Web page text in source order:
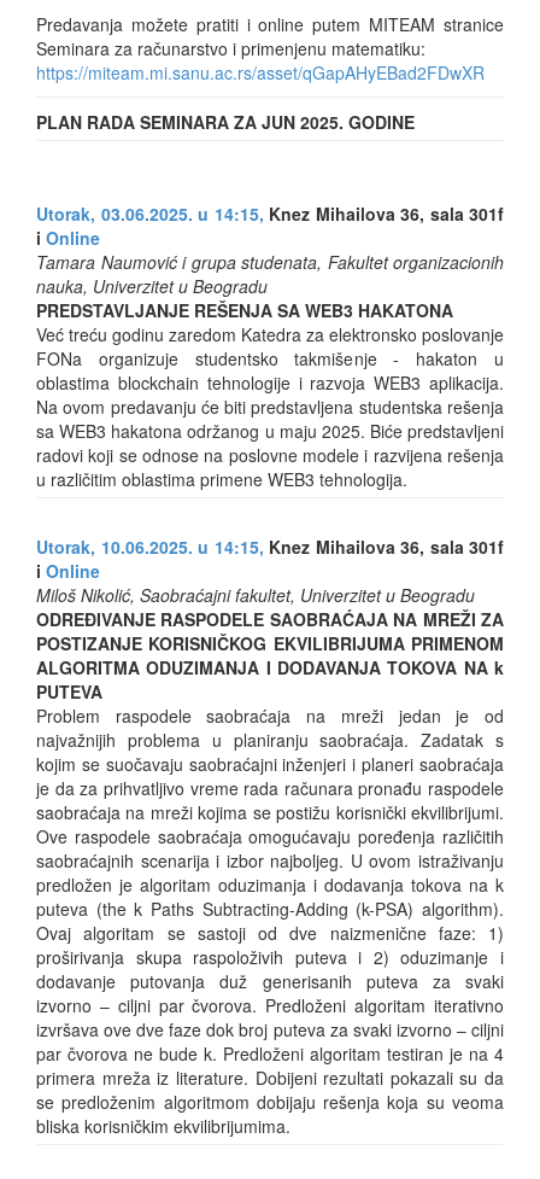
Predavanja možete pratiti i online putem MITEAM stranice
Seminara za računarstvo i primenjenu matematiku:
https://miteam.mi.sanu.ac.rs/asset/qGapAHyEBad2FDwXR
PLAN RADA SEMINARA ZA JUN 2025. GODINE
Utorak, 03.06.2025. u 14:15, Knez Mihailova 36, sala 301f
i Online
Tamara Naumović i grupa studenata, Fakultet organizacionih
nauka, Univerzitet u Beogradu
PREDSTAVLJANJE REŠENJA SA WEB3 HAKATONA
Već treću godinu zaredom Katedra za elektronsko poslovanje
FONa organizuje studentsko takmišenje - hakaton u
oblastima blockchain tehnologije i razvoja WEB3 aplikacija.
Na ovom predavanju će biti predstavljena studentska rešenja
sa WEB3 hakatona održanog u maju 2025. Biće predstavljeni
radovi koji se odnose na poslovne modele i razvijena rešenja
u različitim oblastima primene WEB3 tehnologija.
Utorak, 10.06.2025. u 14:15, Knez Mihailova 36, sala 301f
i Online
Miloš Nikolić, Saobraćajni fakultet, Univerzitet u Beogradu
ODREĐIVANJE RASPODELE SAOBRAĆAJA NA MREŽI ZA
POSTIZANJE KORISNIČKOG EKVILIBRIJUMA PRIMENOM
ALGORITMA ODUZIMANJA I DODAVANJA TOKOVA NA k
PUTEVA
Problem raspodele saobraćaja na mreži jedan je od
najvažnijih problema u planiranju saobraćaja. Zadatak s
kojim se suočavaju saobraćajni inženjeri i planeri saobraćaja
je da za prihvatljivo vreme rada računara pronađu raspodele
saobraćaja na mreži kojima se postižu korisnički ekvilibrijumi.
Ove raspodele saobraćaja omogućavaju poređenja različitih
saobraćajnih scenarija i izbor najboljeg. U ovom istraživanju
predložen je algoritam oduzimanja i dodavanja tokova na k
puteva (the k Paths Subtracting-Adding (k-PSA) algorithm).
Ovaj algoritam se sastoji od dve naizmenične faze: 1)
proširivanja skupa raspoloživih puteva i 2) oduzimanje i
dodavanje putovanja duž generisanih puteva za svaki
izvorno – ciljni par čvorova. Predloženi algoritam iterativno
izvršava ove dve faze dok broj puteva za svaki izvorno – ciljni
par čvorova ne bude k. Predloženi algoritam testiran je na 4
primera mreža iz literature. Dobijeni rezultati pokazali su da
se predloženim algoritmom dobijaju rešenja koja su veoma
bliska korisničkim ekvilibrijumima.